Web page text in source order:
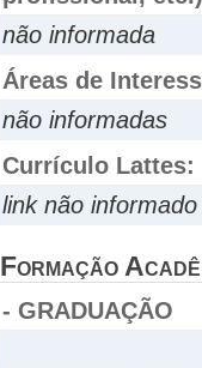
não informada
Áreas de
não informadas
Currículo Lattes:
link não informado
Formação
- GRADUAÇÃO